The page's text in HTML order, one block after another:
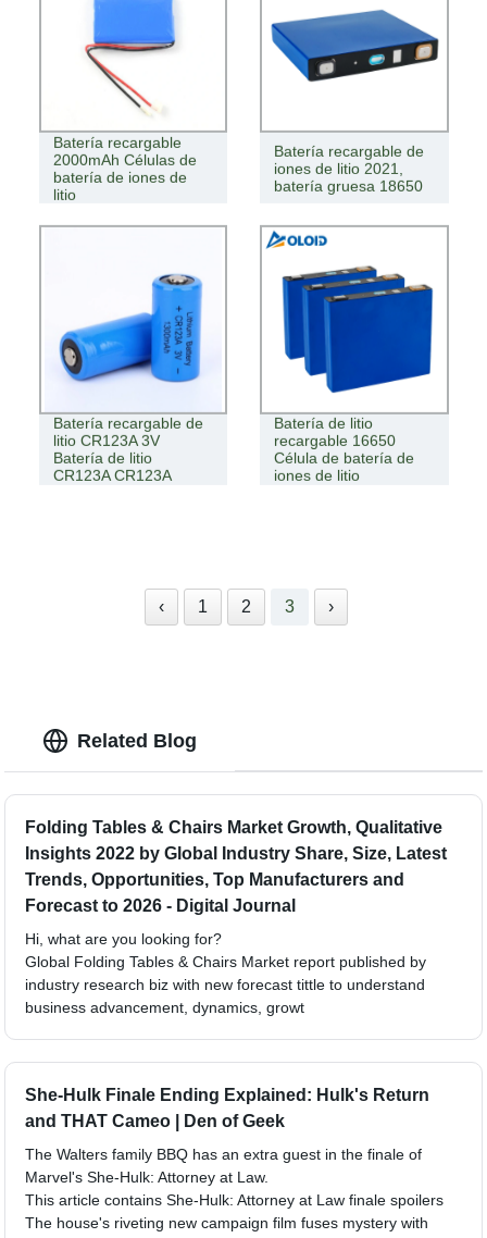
Batería recargable
2000mAh Células de
batería de iones de
litio
Batería recargable de
iones de litio 2021,
batería gruesa 18650
Batería recargable de
litio CR123A 3V
Batería de litio
CR123A CR123A
Batería de litio
recargable 16650
Célula de batería de
iones de litio
‹ 1 2 3 ›
Related Blog
Folding Tables & Chairs Market Growth, Qualitative
Insights 2022 by Global Industry Share, Size, Latest
Trends, Opportunities, Top Manufacturers and
Forecast to 2026 - Digital Journal
Hi, what are you looking for?
Global Folding Tables & Chairs Market report published by
industry research biz with new forecast tittle to understand
business advancement, dynamics, growt
She-Hulk Finale Ending Explained: Hulk's Return
and THAT Cameo | Den of Geek
The Walters family BBQ has an extra guest in the finale of
Marvel's She-Hulk: Attorney at Law.
This article contains She-Hulk: Attorney at Law finale spoilers
The house's riveting new campaign film fuses mystery with